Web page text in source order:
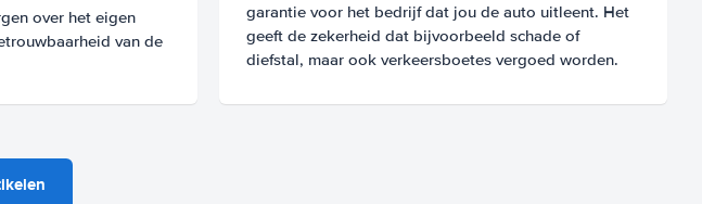
over het eigen
van de
garantie voor het bedrijf dat jou de auto uitleent. Het
geeft de zekerheid dat bijvoorbeeld schade of
diefstal, maar ook verkeersboetes vergoed worden.